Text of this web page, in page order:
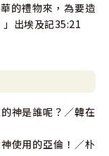
的禮物來，為要造
出埃及記35:21
神是誰呢？／韓在
使用的亞倫！／朴